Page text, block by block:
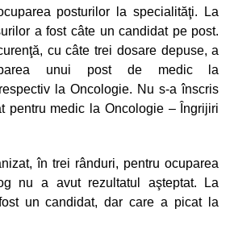
posturilor la specialităţi. La
a fost câte un candidat pe post.
cu câte trei dosare depuse, a
unui post de medic la
la Oncologie. Nu s-a înscris
pentru medic la Oncologie – Îngrijiri
în trei rânduri, pentru ocuparea
nu a avut rezultatul aşteptat. La
un candidat, dar care a picat la